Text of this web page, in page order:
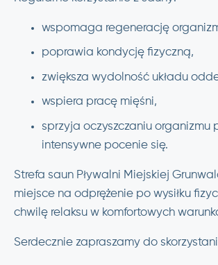
wspomaga regenerację
poprawia kondycję fizyczną,
zwiększa wydolność układu
wspiera pracę mięśni,
sprzyja oczyszczaniu organizmu
intensywne pocenie się.
Strefa saun Pływalni Miejskiej
miejsce na odprężenie po wysiłku
chwilę relaksu w komfortowych
Serdecznie zapraszamy do